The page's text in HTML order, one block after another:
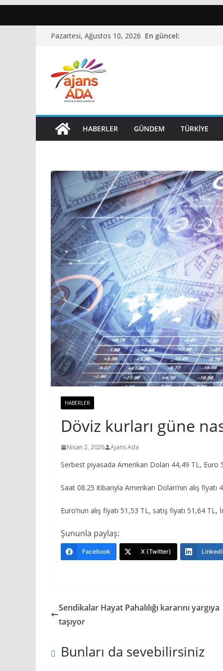
Pazartesi, Ağustos 10, 2026 En güncel:
HABERLER GÜNDEM TÜRKIYE
HABERLER
Döviz kurları güne
Nisan 2, 2026 Ajans Ada
Serbest piyasada Amerikan Doları 44,49 TL,
Saat 08.25 itibarıyla Amerikan Doları’nın alış
Euro’nun alış fiyatı 51,53 TL, satış fiyatı 51,64 TL,
Şununla paylaş:
Facebook X (Twitter)
Sendikalar Hayat Pahalılığı kararını yargıya
taşıyor
Bunları da sevebilirsiniz